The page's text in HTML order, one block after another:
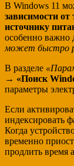
В Windows 11
зависимости
источнику
особенно важно
может быстро
В разделе
→ «Поиск
параметры
Если
индексировать
Когда
временно
продлить время